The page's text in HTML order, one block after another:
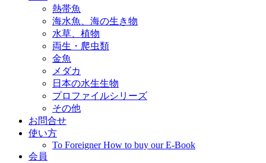
熱帯魚
海水魚、海の生き物
水草、植物
両生・爬虫類
金魚
メダカ
日本の水生生物
プロファイルシリーズ
その他
お問合せ
使い方
To Foreigner How to buy our E-Book
会員